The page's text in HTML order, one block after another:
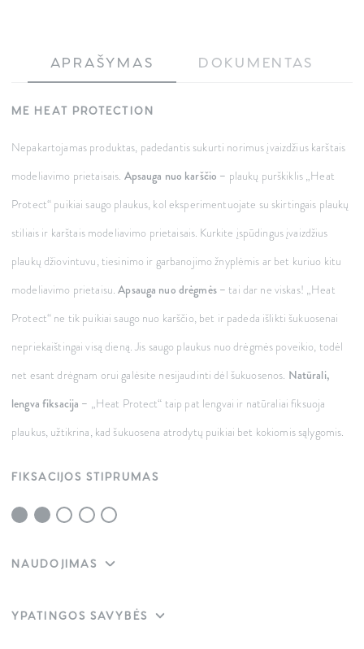
APRAŠYMAS DOKUMENTAS
ME HEAT PROTECTION
Nepakartojamas produktas, padedantis sukurti norimus įvaizdžius karštais
modeliavimo prietaisais. Apsauga nuo karščio – plaukų purškiklis „Heat
Protect“ puikiai saugo plaukus, kol eksperimentuojate su skirtingais plaukų
stiliais ir karštais modeliavimo prietaisais. Kurkite įspūdingus įvaizdžius
plaukų džiovintuvu, tiesinimo ir garbanojimo žnyplėmis ar bet kuriuo kitu
modeliavimo prietaisu.Apsauga nuo drėgmės –tai dar ne viskas! „Heat
Protect“ ne tik puikiai saugo nuo karščio, bet ir padeda išlikti šukuosenai
nepriekaištingai visą dieną. Jis saugo plaukus nuo drėgmės poveikio, todėl
net esant drėgnam orui galėsite nesijaudinti dėl šukuosenos. Natūrali,
lengva fiksacija – „Heat Protect“ taip pat lengvai ir natūraliai fiksuoja
plaukus, užtikrina, kad šukuosena atrodytų puikiai bet kokiomis sąlygomis.
FIKSACIJOS STIPRUMAS
NAUDOJIMAS
YPATINGOS SAVYBĖS